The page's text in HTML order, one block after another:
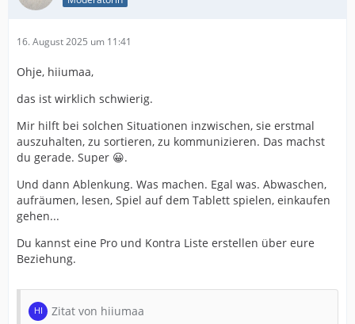
16. August 2025 um 11:41
Ohje, hiiumaa,
das ist wirklich schwierig.
Mir hilft bei solchen Situationen inzwischen, sie erstmal
auszuhalten, zu sortieren, zu kommunizieren. Das machst
du gerade. Super 😀.
Und dann Ablenkung. Was machen. Egal was. Abwaschen,
aufräumen, lesen, Spiel auf dem Tablett spielen, einkaufen
gehen...
Du kannst eine Pro und Kontra Liste erstellen über eure
Beziehung.
Zitat von hiiumaa